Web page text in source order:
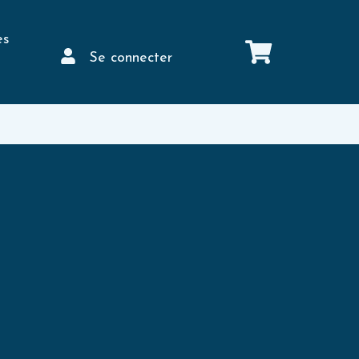
Se connecter